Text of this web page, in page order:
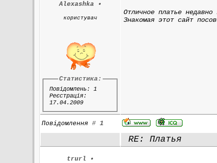
Alexashka •
користувач
Статистика:
Повідомлень: 1
Реєстрація:
17.04.2009
Отличное платье
Знакомая этот сайт
Повідомлення#1
RE: Платья
trurl •